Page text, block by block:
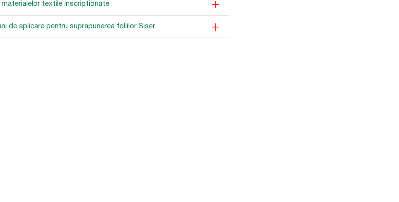
materialelor textile inscriptionate
de aplicare pentru suprapunerea foliilor Siser